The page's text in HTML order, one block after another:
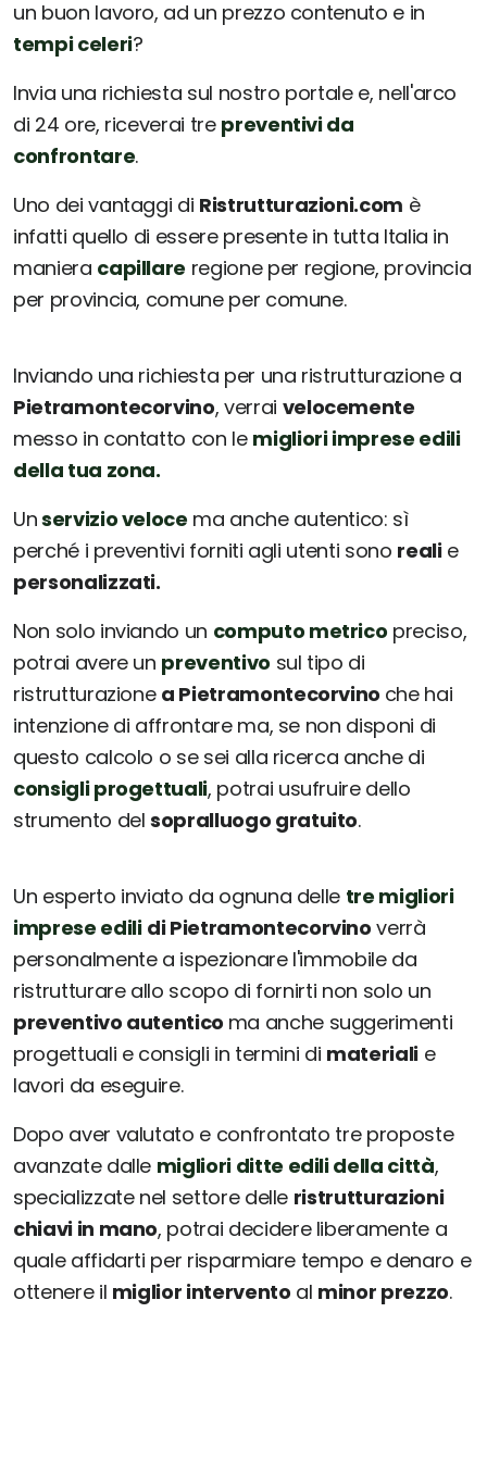
un buon lavoro, ad un prezzo contenuto e in
tempi celeri?
Invia una richiesta sul nostro portale e, nell'arco
di 24 ore, riceverai tre preventivi da
confrontare.
Uno dei vantaggi di Ristrutturazioni.com è
infatti quello di essere presente in tutta Italia in
maniera capillare regione per regione, provincia
per provincia, comune per comune.
Inviando una richiesta per una ristrutturazione a
Pietramontecorvino, verrai velocemente
messo in contatto con le migliori imprese edili
della tua zona.
Unservizio veloce ma anche autentico: sì
perché i preventivi forniti agli utenti sono realie
personalizzati.
Non solo inviando un computo metrico preciso,
potrai avere un preventivo sul tipo di
ristrutturazione a Pietramontecorvino che hai
intenzione di affrontare ma, se non disponi di
questo calcolo o se sei alla ricerca anche di
consigli progettuali, potrai usufruire dello
strumento delsopralluogo gratuito.
Un esperto inviato da ognuna delle tre migliori
imprese edili di Pietramontecorvino verrà
personalmente a ispezionare l'immobile da
ristrutturare allo scopo di fornirti non solo un
preventivo autentico ma anche suggerimenti
progettuali e consigli in termini di materialie
lavori da eseguire.
Dopo aver valutato e confrontato tre proposte
avanzate dalle migliori ditte edili della città,
specializzate nel settore delle ristrutturazioni
chiavi in mano, potrai decidere liberamente a
quale affidarti per risparmiare tempo e denaro e
ottenere il miglior intervento al minor prezzo.